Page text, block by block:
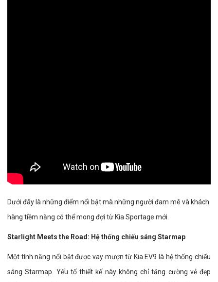
Dưới đây là những điểm nổi bật mà những người đam mê và khách
hàng tiềm năng có thể mong đợi từ Kia Sportage mới.
Starlight Meets the Road: Hệ thống chiếu sáng Starmap
Một tính năng nổi bật được vay mượn từ Kia EV9 là hệ thống chiếu
sáng Starmap. Yếu tố thiết kế này không chỉ tăng cường vẻ đẹp